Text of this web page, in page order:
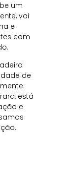
um
vai
e
com
de
está
e